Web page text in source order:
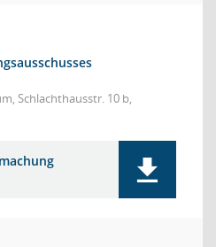
Schlachthausstr. 10 b,